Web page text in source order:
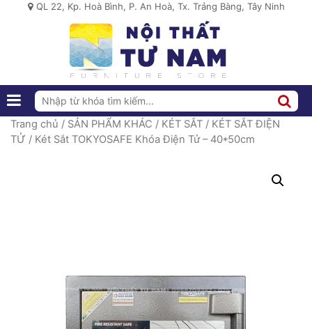
QL 22, Kp. Hoà Bình, P. An Hoà, Tx. Trảng Bàng, Tây Ninh
Trang chủ / SẢN PHẨM KHÁC / KÉT SẮT / KÉT SẮT ĐIỆN
TỬ / Két Sắt TOKYOSAFE Khóa Điện Tử – 40*50cm